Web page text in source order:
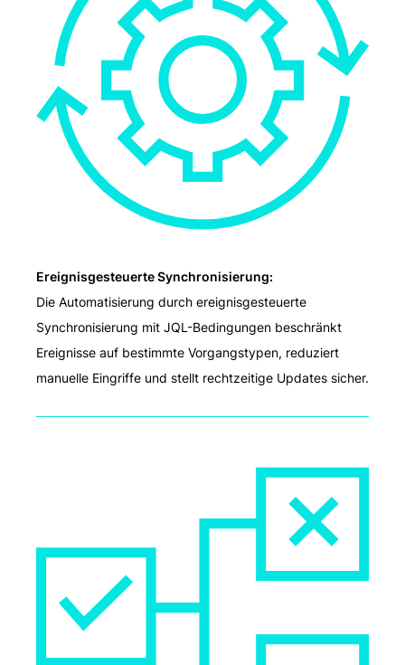
Ereignisgesteuerte Synchronisierung:
Die Automatisierung durch ereignisgesteuerte
Synchronisierung mit JQL-Bedingungen beschränkt
Ereignisse auf bestimmte Vorgangstypen, reduziert
manuelle Eingriffe und stellt rechtzeitige Updates sicher.